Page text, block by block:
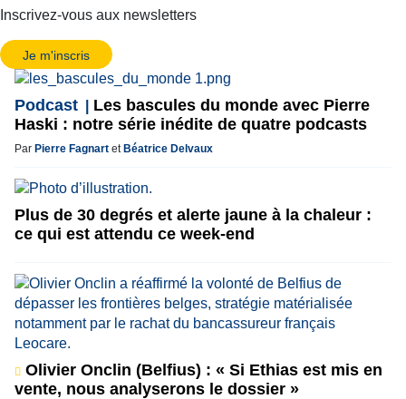
Inscrivez-vous aux newsletters
Je m'inscris
Podcast
Les bascules du monde avec Pierre
Haski : notre série inédite de quatre podcasts
Par Pierre Fagnart et Béatrice Delvaux
Plus de 30 degrés et alerte jaune à la chaleur :
ce qui est attendu ce week-end
Olivier Onclin (Belfius) : « Si Ethias est mis en
vente, nous analyserons le dossier »